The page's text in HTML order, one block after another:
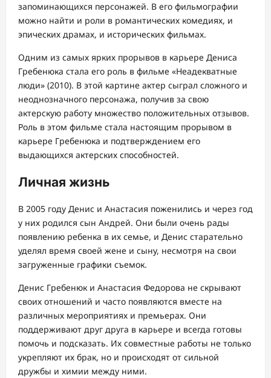
запоминающихся персонажей. В его фильмографии
можно найти и роли в романтических комедиях, и
эпических драмах, и исторических фильмах.
Одним из самых ярких прорывов в карьере Дениса
Гребенюка стала его роль в фильме «Неадекватные
люди» (2010). В этой картине актер сыграл сложного и
неоднозначного персонажа, получив за свою
актерскую работу множество положительных отзывов.
Роль в этом фильме стала настоящим прорывом в
карьере Гребенюка и подтверждением его
выдающихся актерских способностей.
Личная жизнь
В 2005 году Денис и Анастасия поженились и через год
у них родился сын Андрей. Они были очень рады
появлению ребенка в их семье, и Денис старательно
уделял время своей жене и сыну, несмотря на свои
загруженные графики съемок.
Денис Гребенюк и Анастасия Федорова не скрывают
своих отношений и часто появляются вместе на
различных мероприятиях и премьерах. Они
поддерживают друг друга в карьере и всегда готовы
помочь и подсказать. Их совместные работы не только
укрепляют их брак, но и происходят от сильной
дружбы и химии между ними.